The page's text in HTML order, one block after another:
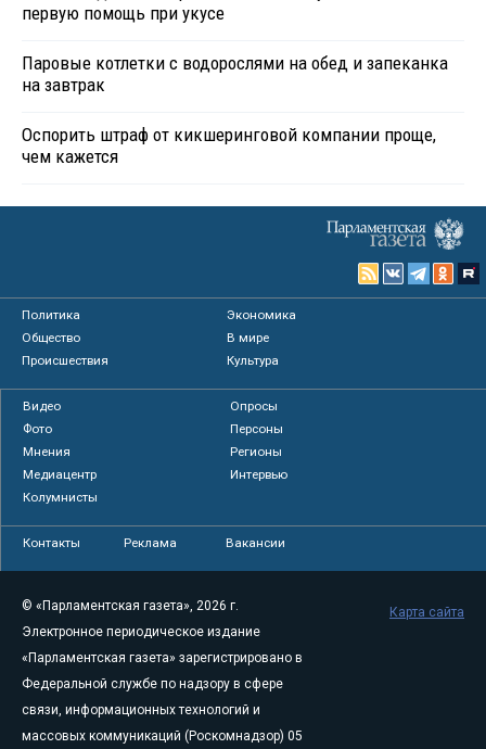
первую помощь при укусе
Паровые котлетки с водорослями на обед и запеканка
на завтрак
Оспорить штраф от кикшеринговой компании проще,
чем кажется
Политика
Экономика
Общество
В мире
Происшествия
Культура
Видео
Опросы
Фото
Персоны
Мнения
Регионы
Медиацентр
Интервью
Колумнисты
Контакты Реклама Вакансии
© «Парламентская газета», 2026 г.
Электронное периодическое издание
«Парламентская газета» зарегистрировано в
Федеральной службе по надзору в сфере
связи, информационных технологий и
массовых коммуникаций (Роскомнадзор) 05
Карта сайта